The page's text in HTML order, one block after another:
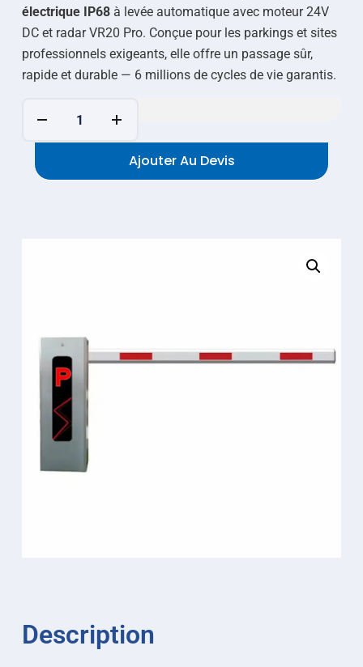
électrique IP68à levée automatique avec moteur 24V
DC et radar VR20 Pro. Conçue pour les parkings et sites
professionnels exigeants, elle offre un passage sûr,
rapide et durable — 6 millions de cycles de vie garantis.
Ajouter Au Devis
Description